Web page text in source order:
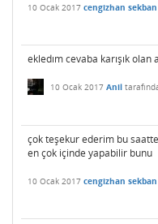
10 Ocak 2017 cengizhan sekban
ekledım cevaba karışık
10 Ocak 2017 Anil
çok teşekur ederim bu saatte
en çok içinde yapabilir bunu
10 Ocak 2017 cengizhan sekban